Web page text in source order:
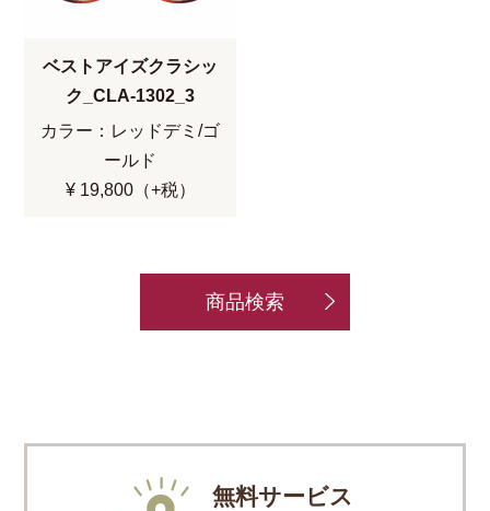
ベストアイズクラシッ
ク_CLA-1302_3
カラー：レッドデミ/ゴ
ールド
¥ 19,800（+税）
商品検索
無料サービス